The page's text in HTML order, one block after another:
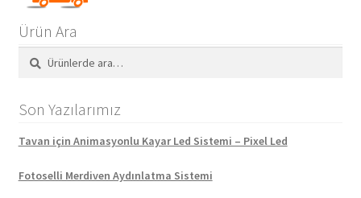
Ürün Ara
Ara:
Ara
Son Yazılarımız
Tavan için Animasyonlu Kayar Led Sistemi – Pixel Led
Fotoselli Merdiven Aydınlatma Sistemi